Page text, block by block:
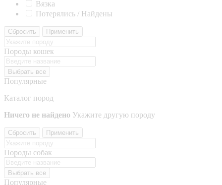
Вязка
Потерялись / Найдены
Сбросить Применить
Породы кошек
Выбрать все
Популярные
Каталог пород
Ничего не найдено Укажите другую породу
Сбросить Применить
Породы собак
Выбрать все
Популярные